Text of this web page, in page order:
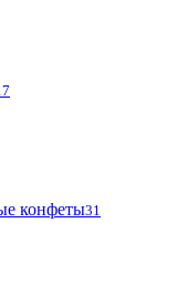
конфеты31